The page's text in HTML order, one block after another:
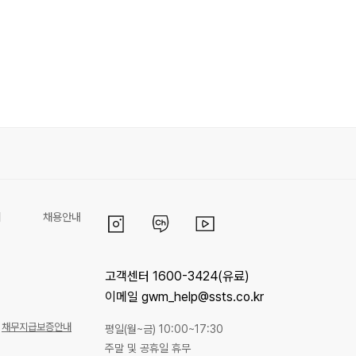
채용안내
채무지급보증안내
고객센터 1600-3424(유료)
이메일 gwm_help@ssts.co.kr
평일(월~금) 10:00~17:30
주말 및 공휴일 휴무